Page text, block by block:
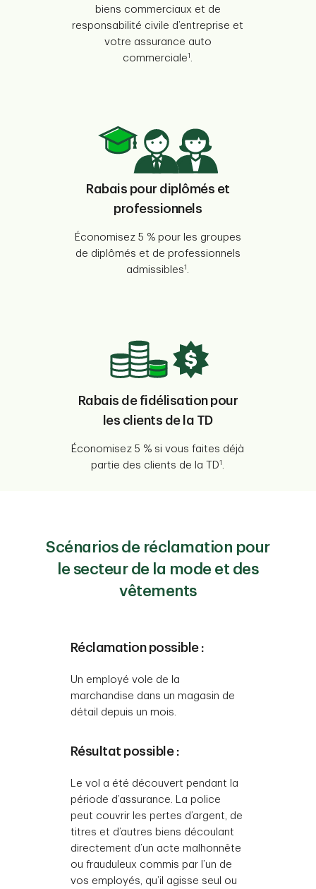
biens commerciaux et de
responsabilité civile d’entreprise et
votre assurance auto
commerciale1 .
Rabais pour diplômés et
professionnels
Économisez 5 % pour les groupes
de diplômés et de professionnels
admissibles1 .
Rabais de fidélisation pour
les clients de la TD
Économisez 5 % si vous faites déjà
partie des clients de la TD1 .
Scénarios de réclamation pour
le secteur de la mode et des
vêtements
Réclamation possible :
Un employé vole de la
marchandise dans un magasin de
détail depuis un mois.
Résultat possible :
Le vol a été découvert pendant la
période d’assurance. La police
peut couvrir les pertes d’argent, de
titres et d’autres biens découlant
directement d’un acte malhonnête
ou frauduleux commis par l’un de
vos employés, qu’il agisse seul ou